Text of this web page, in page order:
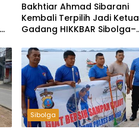
Bakhtiar Ahmad Sibarani
Kembali Terpilih Jadi Ketua
Gadang HIKKBAR Sibolga–
Sibolga